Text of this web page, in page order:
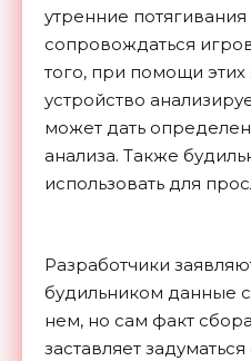
утренние потягивания
сопровождаться
того, при помощи
устройство
может дать
анализа. Также
использовать для
Разработчики
будильником данные
нем, но сам факт
заставляет